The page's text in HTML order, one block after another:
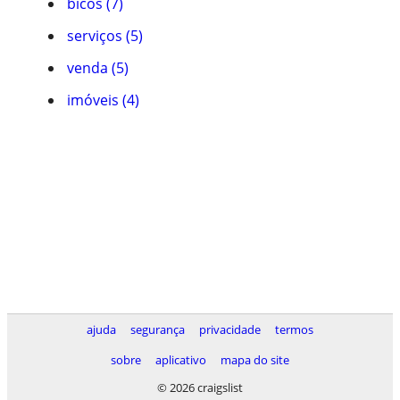
serviços (5)
venda (5)
imóveis (4)
ajuda segurança privacidade
termos
sobre
aplicativo
mapa do site
© 2026 craigslist